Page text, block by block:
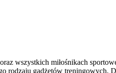
wszystkich miłośnikach
rodzaju gadżetów treningowych.